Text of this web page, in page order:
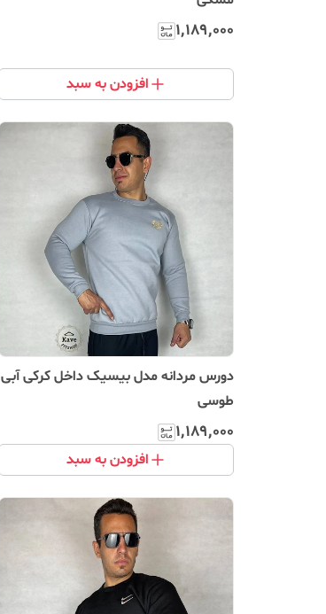
۱٬۱۸۹٬۰۰۰
افزودن به سبد
دورس مردانه مدل بیسیک داخل کرکی آبی
طوسی
۱٬۱۸۹٬۰۰۰
افزودن به سبد